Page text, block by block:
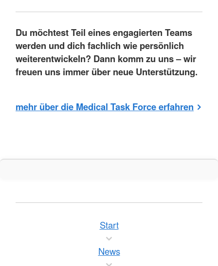
Du möchtest Teil eines engagierten Teams
werden und dich fachlich wie persönlich
weiterentwickeln? Dann komm zu uns – wir
freuen uns immer über neue Unterstützung.
mehr über die Medical Task Force erfahren
Start
News